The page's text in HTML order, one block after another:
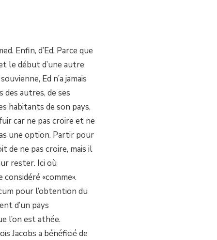
Enfin, d’Ed. Parce que
le début d’une autre
Ed n’a jamais
des autres, de ses
habitants de son pays,
car ne pas croire et ne
une option. Partir pour
de ne pas croire, mais il
rester. Ici où
«comme».
pour l’obtention du
d’un pays
l’on est athée.
Jacobs a bénéficié de